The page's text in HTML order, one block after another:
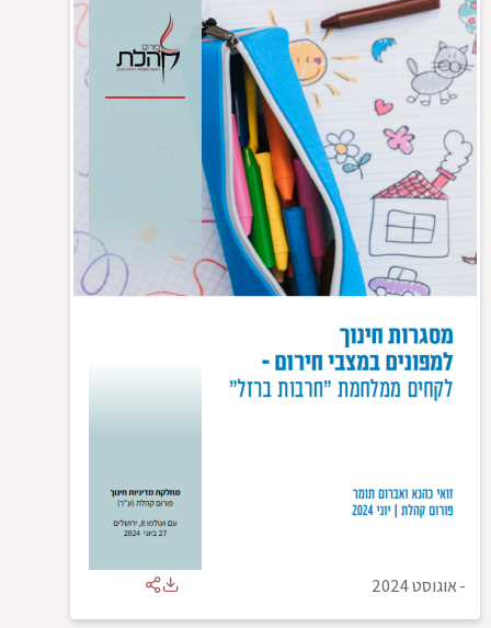
-אוגוסט 2024